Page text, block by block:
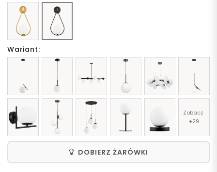
Wariant:
Zobacz
+29
DOBIERZ ŻARÓWKI